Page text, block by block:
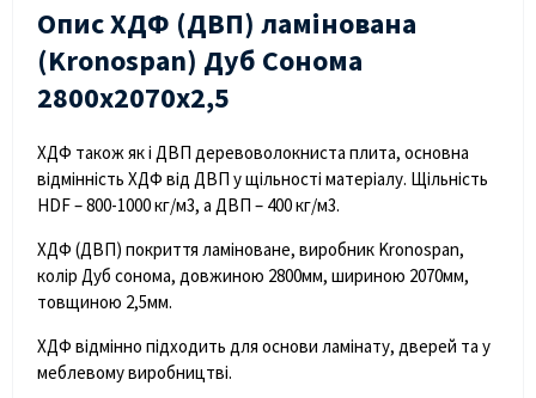
Опис ХДФ (ДВП) ламінована
(Kronospan) Дуб Сонома
2800х2070х2,5
ХДФ також як і ДВП деревоволокниста плита, основна
відмінність ХДФ від ДВП у щільності матеріалу. Щільність
HDF – 800-1000 кг/м3, а ДВП – 400 кг/м3.
ХДФ (ДВП) покриття ламіноване, виробник Kronospan,
колір Дуб сонома, довжиною 2800мм, шириною 2070мм,
товщиною 2,5мм.
ХДФ відмінно підходить для основи ламінату, дверей та у
меблевому виробництві.